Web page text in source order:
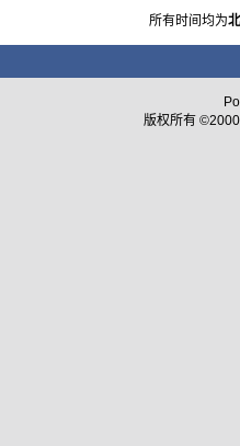
所有时间均为
版权所有